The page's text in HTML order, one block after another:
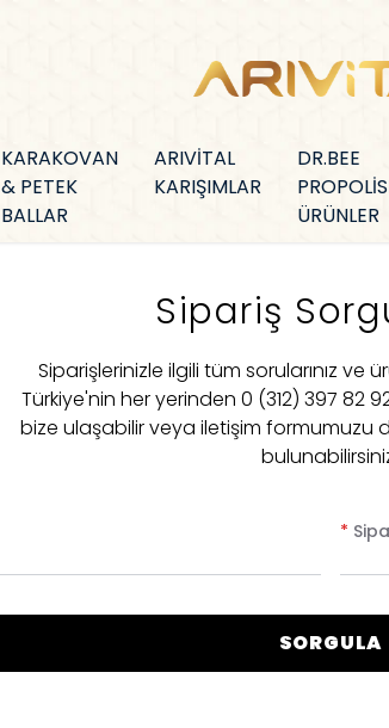
KARAKOVAN
& PETEK
BALLAR
ARIVİTAL
KARIŞIMLAR
DR.BEE
ÜRÜNLER
Sipariş
Siparişlerinizle ilgili tüm sorularınız ve
Türkiye'nin her yerinden 0 (312) 397 82
bize ulaşabilir veya iletişim formumuzu
*
SORGULA